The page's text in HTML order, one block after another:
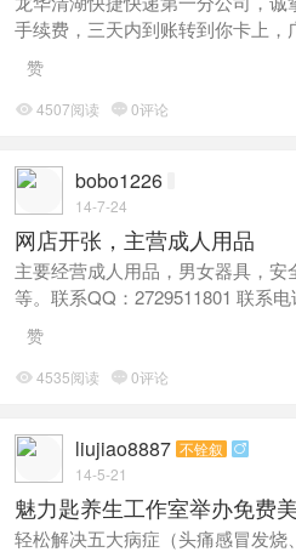
手续费，三天内到账转到你卡上，
赞
4507阅读 0评论
bobo1226
14-7-24
网店开张，主营成人用品
主要经营成人用品，男女器具，
等。联系QQ：2729511801 联系
赞
4535阅读 0评论
liujiao8887 不铨叙 
14-5-21
魅力匙养生工作室举办免费
轻松解决五大病症（头痛感冒发烧